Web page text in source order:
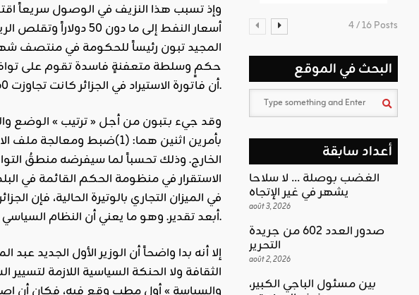
وإذ تسبب هذا النزيف في الوصول سريعاً
أسعارالنفط
حكمٍ وسلطة متعفنةٍ فاسدة تقوم على
أن فاتورة الاستيراد في الجزائر كانت تجاوزت 60 مليار دولار (سنوياً) مع نهاية 2014م.
وقد جيء بـتبون من أجل « ترتيب » الوضع
بأمرين اثنين هما: (1)ضبط ومعالجة ملف الاستيراد و(2) إعادة النظر في ملف الدعم الحكومي لأسعار
الخارج. وذلك تحسباً لما سيفرضه منطقُ
الاستقرار في منظومة الحكم القائمة في
في الميزان التجاري بالوتيرة الحالية، فإن
أبعد تقدير. وهو ما يعني أن النظامتحديداً.
إلا أنه بدا واضحاً أن الوزير الأول الجديد
الثقافة ولا الحنكة السياسية اللازمة
4 / 16 Posts
البحث في الموقع
أعداد سابقة
الغضب بوصلة … لا سلاحا
يشهر في غير الإتجاه
août 3, 2026
صدور العدد 602 من جريدة
التحرير
août 2, 2026
بين مسئول الباجي الكبير،